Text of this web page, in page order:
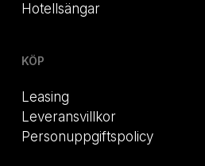
Hotellsängar
KÖP
Leasing
Leveransvillkor
Personuppgiftspolicy